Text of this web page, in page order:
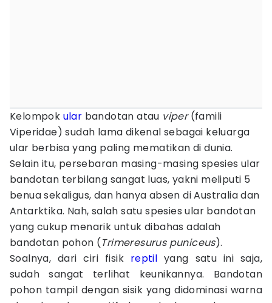
Kelompok ular bandotan atau viper(famili
Viperidae) sudah lama dikenal sebagai keluarga
ular berbisa yang paling mematikan di dunia.
Selain itu, persebaran masing-masing spesies ular
bandotan terbilang sangat luas, yakni meliputi 5
benua sekaligus, dan hanya absen di Australia dan
Antarktika. Nah, salah satu spesies ular bandotan
yang cukup menarik untuk dibahas adalah
bandotan pohon (Trimeresurus puniceus).
Soalnya, dari ciri fisik reptil yang satu ini saja,
sudah sangat terlihat keunikannya. Bandotan
pohon tampil dengan sisik yang didominasi warna